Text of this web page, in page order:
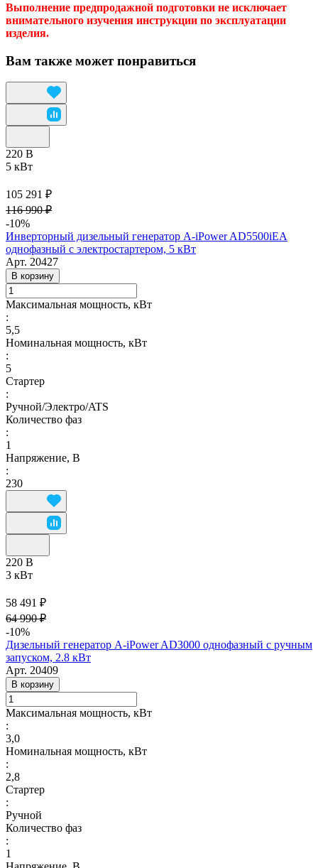
Выполнение предпродажной подготовки не исключает
внимательного изучения инструкции по эксплуатации
изделия.
Вам также может понравиться
220 В
5 кВт
105 291 ₽
116 990 ₽
-10%
Инверторный дизельный генератор A-iPower AD5500iEA
однофазный с электростартером, 5 кВт
Арт. 20427
В корзину
Максимальная мощность, кВт
:
5,5
Номинальная мощность, кВт
:
5
Стартер
:
Ручной/Электро/ATS
Количество фаз
:
1
Напряжение, В
:
230
220 В
3 кВт
58 491 ₽
64 990 ₽
-10%
Дизельный генератор A-iPower AD3000 однофазный с ручным
запуском, 2.8 кВт
Арт. 20409
В корзину
Максимальная мощность, кВт
:
3,0
Номинальная мощность, кВт
:
2,8
Стартер
:
Ручной
Количество фаз
:
1